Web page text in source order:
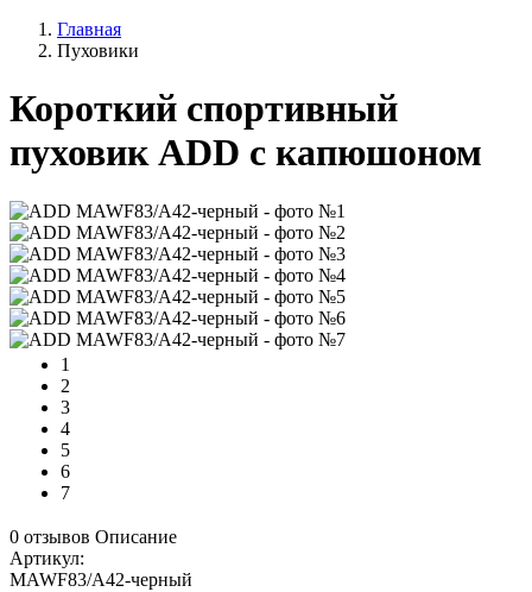
Главная
Пуховики
Короткий спортивный
пуховик ADD с капюшоном
1
2
3
4
5
6
7
0 отзывов Описание
Артикул:
MAWF83/A42-черный